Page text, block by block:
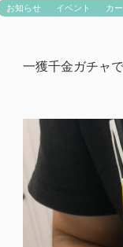
お知らせ イベント カ
一獲千金ガチャ